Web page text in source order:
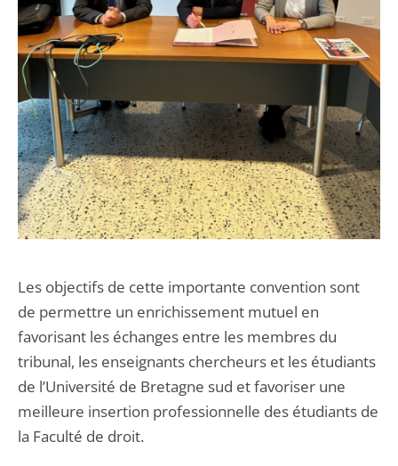
Les objectifs de cette importante convention sont
de permettre un enrichissement mutuel en
favorisant les échanges entre les membres du
tribunal, les enseignants chercheurs et les étudiants
de l’Université de Bretagne sud et favoriser une
meilleure insertion professionnelle des étudiants de
la Faculté de droit.